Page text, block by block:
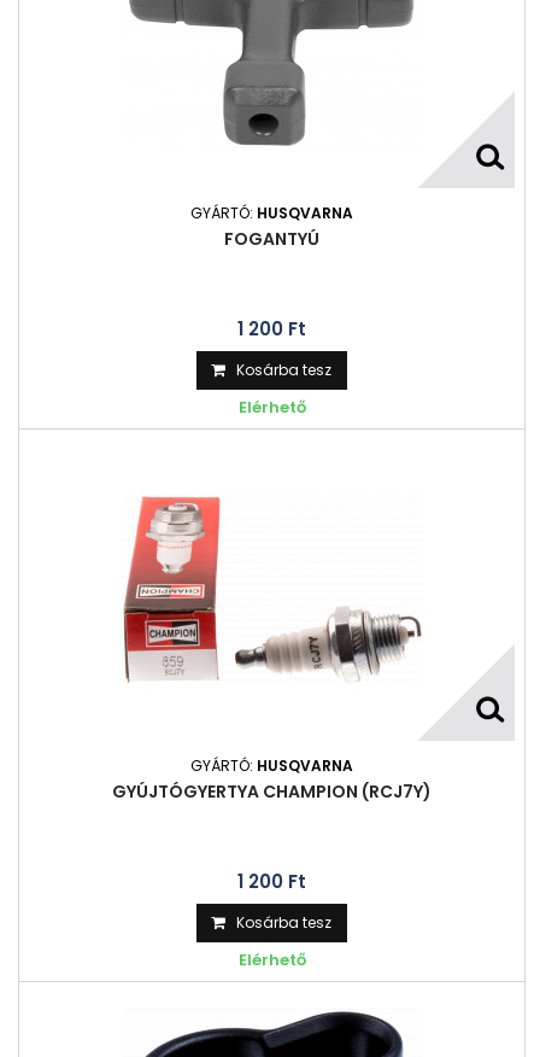
GYÁRTÓ: HUSQVARNA
FOGANTYÚ
1 200 Ft‎
Kosárba tesz
Elérhető
GYÁRTÓ: HUSQVARNA
GYÚJTÓGYERTYA CHAMPION (RCJ7Y)
1 200 Ft‎
Kosárba tesz
Elérhető